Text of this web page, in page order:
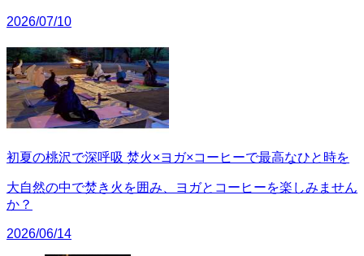
2026/07/10
初夏の桃沢で深呼吸 焚火×ヨガ×コーヒーで最高なひと時を
大自然の中で焚き火を囲み、ヨガとコーヒーを楽しみません
か？
2026/06/14